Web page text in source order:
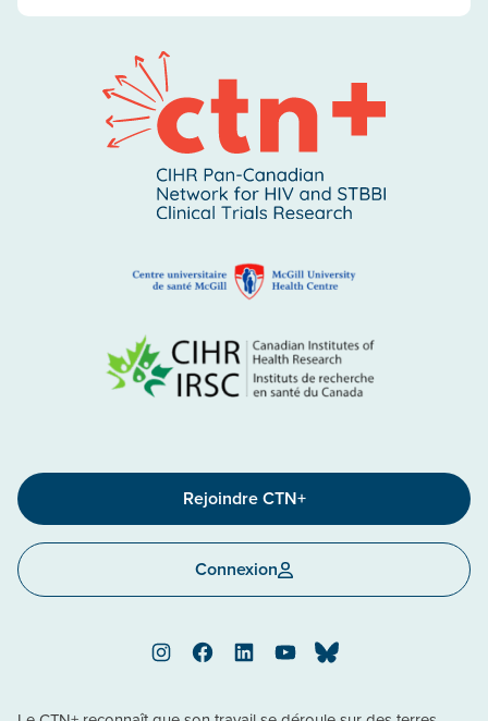
Rejoindre CTN+
Connexion
InstagramFacebookLinkedInYouTubeBluesky